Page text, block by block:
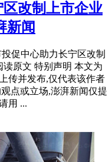
改制上市企业
新闻
促中心助力长宁区改制
读原文 特别声明 本文为
传并发布,仅代表该作者
点或立场,澎湃新闻仅提
用 ...